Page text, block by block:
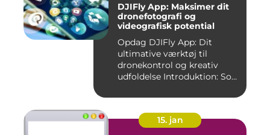
DJIFly App: Maksimer dit
dronefotografi og
videografisk potential
Opdag DJIFly App: Dit
ultimative værktøj til
dronekontrol og kreativ
udfoldelse Introduktion: Som
15. jan